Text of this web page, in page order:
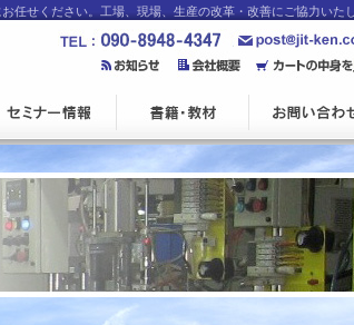
任せください。工場、現場、生産の改革・改善にご協力いた